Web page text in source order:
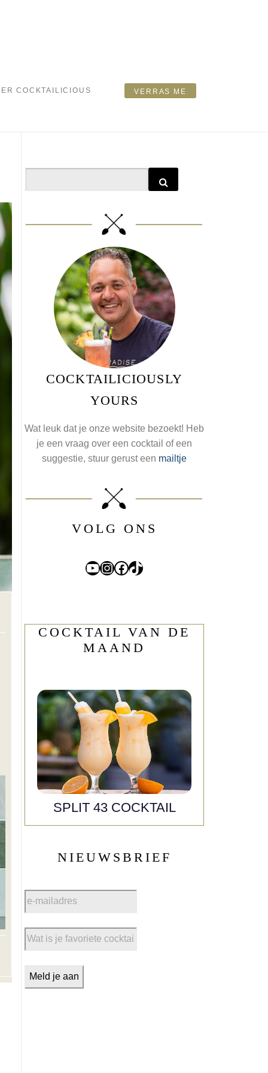
COCKTAILICIOUS VERRAS ME
COCKTAILICIOUSLY
YOURS
Wat leuk dat je onze website bezoekt! Heb
je een vraag over een cocktail of een
suggestie, stuur gerust een mailtje
VOLG ONS
YouTube
Instagram
Facebook
TikTok
COCKTAIL VAN DE
MAAND
SPLIT 43 COCKTAIL
NIEUWSBRIEF